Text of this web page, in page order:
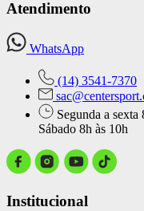
Atendimento
WhatsApp
(14) 3541-7370
Segunda a sexta
Sábado 8h às 10h
Institucional